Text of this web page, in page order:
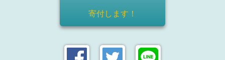
寄付します！